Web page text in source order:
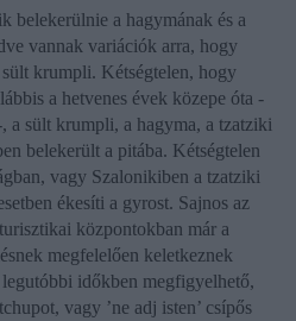
belekerülnie a hagymának és a
vannak variációk arra, hogy
krumpli. Kétségtelen, hogy
a hetvenes évek közepe óta -
a sült krumpli, a hagyma, a tzatziki
belekerült a pitába. Kétségtelen
vagy Szalonikiben a tzatziki
ékesíti a gyrost. Sajnos az
központokban már a
megfelelően keletkeznek
időkben megfigyelhető,
vagy ’ne adj isten’ csípős